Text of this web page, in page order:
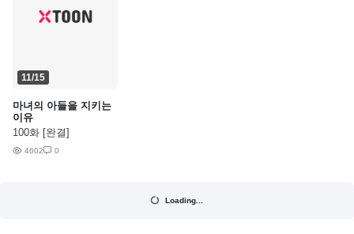
11/15
마녀의 아들을 지키는
이유
100화 [완결]
4602 0
Loading...